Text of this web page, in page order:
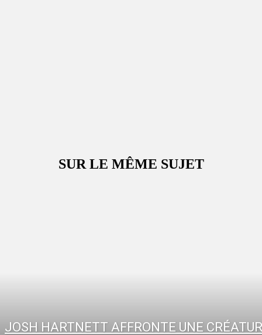
SUR LE MÊME SUJET
JOSH HARTNETT AFFRONTE UNE